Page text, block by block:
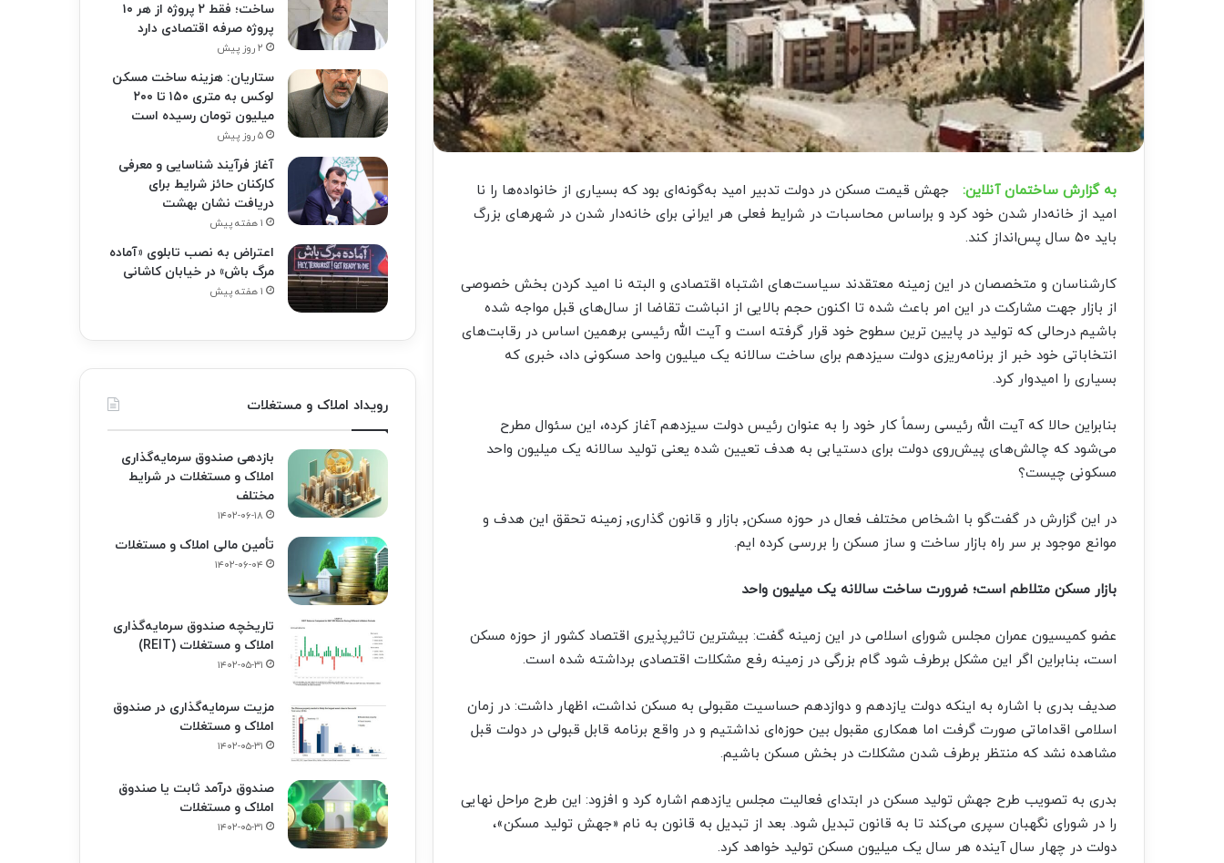
به گزارش ساختمان آنلاین:
جهش قیمت مسکن در دولت‌ تدبیر امید به‌گونه‌ای بود که بسیاری از خانواده‌ها را نا
امید از خانه‌دار شدن خود کرد و براساس محاسبات در شرایط فعلی هر ایرانی برای خانه‌دار شدن در شهرهای بزرگ
باید ۵۰ سال پس‌انداز کند.
کارشناسان و متخصصان در این زمینه معتقدند سیاست‌های اشتباه اقتصادی و البته نا امید کردن بخش خصوصی
از بازار جهت مشارکت در این امر باعث شده تا اکنون حجم بالایی از انباشت تقاضا از سال‌های قبل مواجه شده
باشیم درحالی که تولید در پایین ترین سطوح خود قرار گرفته است و آیت الله رئیسی برهمین اساس در رقابت‌های
انتخاباتی خود خبر از برنامه‌ریزی دولت سیزدهم برای ساخت سالانه یک میلیون واحد مسکونی داد، خبری که
بسیاری را امیدوار کرد.
بنابراین حالا که آیت الله رئیسی رسماً کار خود را به عنوان رئیس دولت سیزدهم آغاز کرده، این سئوال مطرح
می‌شود که چالش‌های پیش‌روی دولت برای دستیابی به هدف تعیین شده یعنی تولید سالانه یک میلیون واحد
مسکونی چیست؟
در این گزارش در گفت‌گو با اشخاص مختلف فعال در حوزه مسکن٬ بازار و قانون گذاری٬ زمینه تحقق این هدف و
موانع موجود بر سر راه بازار ساخت و ساز مسکن را بررسی کرده ایم.
بازار مسکن متلاطم است؛ ضرورت ساخت سالانه یک میلیون واحد
عضو کمیسیون عمران مجلس شورای اسلامی در این زمینه گفت: بیشترین تاثیرپذیری اقتصاد کشور از حوزه مسکن
است، بنابراین اگر این مشکل برطرف شود گام بزرگی در زمینه رفع مشکلات اقتصادی برداشته شده است.
صدیف بدری با اشاره به اینکه دولت یازدهم و دوازدهم حساسیت مقبولی به مسکن نداشت، اظهار داشت: در زمان
اسلامی اقداماتی صورت گرفت اما همکاری مقبول بین حوزه‌ای نداشتیم و در واقع برنامه قابل قبولی در دولت قبل
مشاهده نشد که منتظر برطرف شدن مشکلات در بخش مسکن باشیم.
بدری به تصویب طرح جهش تولید مسکن در ابتدای فعالیت مجلس یازدهم اشاره کرد و افزود: این طرح مراحل نهایی
را در شورای نگهبان سپری می‌کند تا به قانون تبدیل شود. بعد از تبدیل به قانون به نام «جهش تولید مسکن»،
دولت در چهار سال آینده هر سال یک میلیون مسکن تولید خواهد کرد.
ساخت؛ فقط ۲ پروژه از هر ۱۰
پروژه صرفه اقتصادی دارد
۲ روز پیش
ستاریان: هزینه ساخت مسکن
لوکس به متری ۱۵۰ تا ۲۰۰
میلیون تومان رسیده است
۵ روز پیش
آغاز فرآیند شناسایی و معرفی
کارکنان حائز شرایط برای
دریافت نشان بهشت
۱ هفته پیش
اعتراض به نصب تابلوی «آماده
مرگ باش» در خیابان کاشانی
۱ هفته پیش
رویداد املاک و مستغلات
بازدهی صندوق سرمایه‌گذاری
املاک و مستغلات در شرایط
مختلف
۱۴۰۲-۰۶-۱۸
تأمین مالی املاک و مستغلات
۱۴۰۲-۰۶-۰۴
تاریخچه صندوق سرمایه‌گذاری
املاک و مستغلات (REIT)
۱۴۰۲-۰۵-۳۱
مزیت سرمایه‌گذاری در صندوق
املاک و مستغلات
۱۴۰۲-۰۵-۳۱
صندوق درآمد ثابت یا صندوق
املاک و مستغلات
۱۴۰۲-۰۵-۳۱